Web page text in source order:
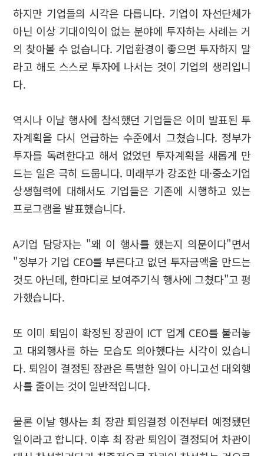
하지만 기업들의 시각은 다릅니다. 기업이 자선단체가
아닌 이상 기대이익이 없는 분야에 투자하는 사례는 거
의 찾아볼 수 없습니다. 기업환경이 좋으면 투자하지 말
라고 해도 스스로 투자에 나서는 것이 기업의 생리입니
다.
역시나 이날 행사에 참석했던 기업들은 이미 발표된 투
자계획을 다시 언급하는 수준에서 그쳤습니다. 정부가
투자를 독려한다고 해서 없었던 투자계획을 새롭게 만
드는 일은 극히 드뭅니다. 미래부가 강조한 대·중소기업
상생협력에 대해서도 기업들은 기존에 시행하고 있는
프로그램을 발표했습니다.
A기업 담당자는 "왜 이 행사를 했는지 의문이다"면서
"정부가 기업 CEO를 부른다고 없던 투자금액을 만드는
것도 아닌데, 한마디로 보여주기식 행사에 그쳤다"고 평
가했습니다.
또 이미 퇴임이 확정된 장관이 ICT 업계 CEO를 불러놓
고 대외행사를 하는 모습도 의아했다는 시각이 있습니
다. 퇴임이 결정된 장관은 특별한 일이 아니고선 대외행
사를 줄이는 것이 일반적입니다.
물론 이날 행사는 최 장관 퇴임결정 이전부터 예정됐던
일이라고 합니다. 이후 최 장관 퇴임이 결정되어 차관이